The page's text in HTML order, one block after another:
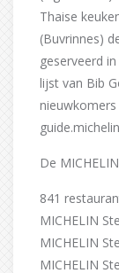
Thaise
(Buvrinnes)
geserveerd
lijst van Bib
De
841
MICHELIN
MICHELIN
MICHELIN